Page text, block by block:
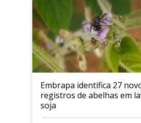
Embrapa identifica 27
registros de abelhas em
soja